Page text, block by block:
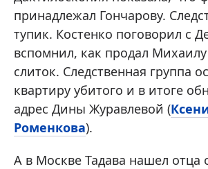
принадлежал Гончарову.
тупик. Костенко поговорил с
вспомнил, как продал
слиток. Следственная группа
квартиру убитого и в итоге
адрес Дины Журавлевой (
Роменкова).
А в Москве Тадава нашел отца